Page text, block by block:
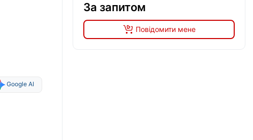
Google AI
За запитом
Повідомити мене